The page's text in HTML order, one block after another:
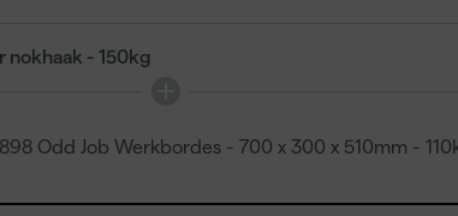
nokhaak - 150kg
Odd Job Werkbordes - 700 x 300 x 510mm -